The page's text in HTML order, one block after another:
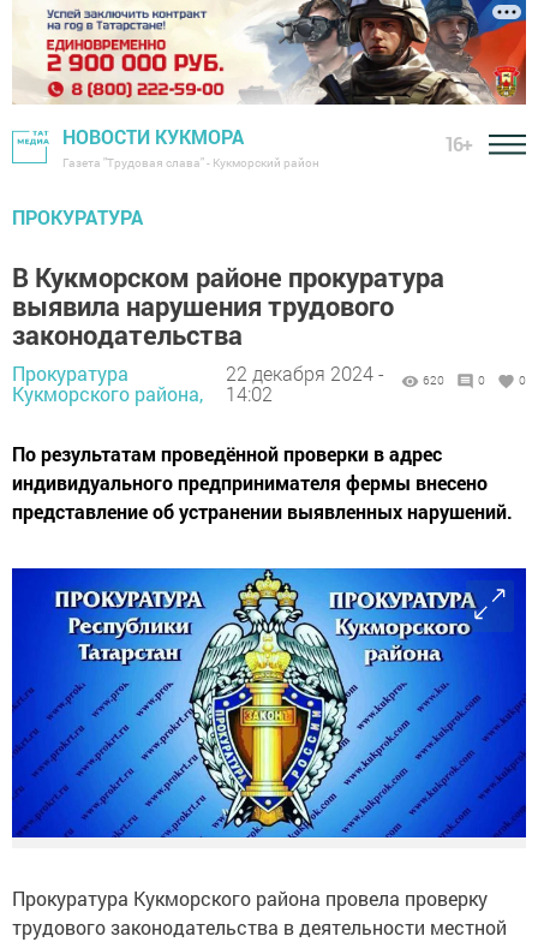
НОВОСТИ КУКМОРА
Газета "Трудовая слава" - Кукморский район
16+
ПРОКУРАТУРА
В Кукморском районе прокуратура
выявила нарушения трудового
законодательства
Прокуратура
Кукморского района,
22 декабря 2024 -
14:02
620 0 0
По результатам проведённой проверки в адрес
индивидуального предпринимателя фермы внесено
представление об устранении выявленных нарушений.
Прокуратура Кукморского района провела проверку
трудового законодательства в деятельности местной